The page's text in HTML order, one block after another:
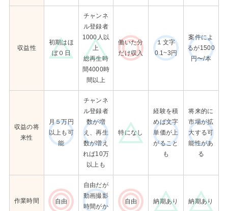
収益性
初期はほ
ぼ０日
チャンネ
ル登録者
1000人以
上
総再生時
間4000時
間以上
働いた分
だけ収入
１文字
0.1~3円
案件によ
るが1500
円〜/本
収益の将
来性
月５万円
以上も可
能
チャンネ
ル登録者
数が増
え、再生
数が増え
れば10万
以上も
特になし
経験を積
めば文字
単価が上
がること
も
将来的に
市場が拡
大する可
能性があ
る
作業時間 自由
自由だが
動画撮影
時間がか
自由 納期あり 納期あり